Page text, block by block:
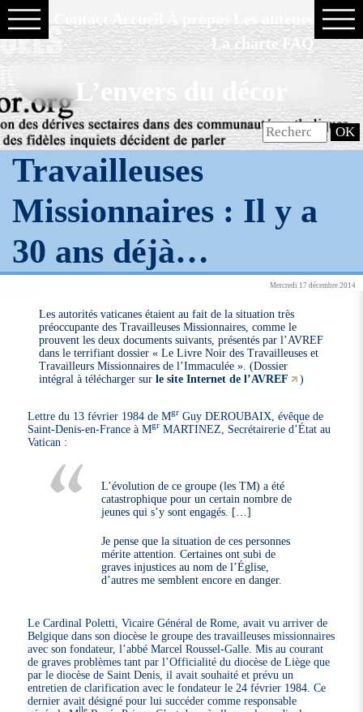
La charte FAQ
L’envers du décor
Travailleuses
Missionnaires : Il y a
30 ans déjà…
Mercredi 17 décembre 2014
Les autorités vaticanes étaient au fait de la situation très
préoccupante des Travailleuses Missionnaires, comme le
prouvent les deux documents suivants, présentés par l’AVREF
dans le terrifiant dossier « Le Livre Noir des Travailleuses et
Travailleurs Missionnaires de l’Immaculée ». (Dossier
intégral à télécharger surle site Internet de l’AVREF )
Lettre du 13 février 1984 de Mgr Guy DEROUBAIX, évêque de
Saint-Denis-en-France à Mgr MARTINEZ, Secrétairerie d’État au
Vatican :
L’évolution de ce groupe (les TM) a été
catastrophique pour un certain nombre de
jeunes qui s’y sont engagés. […]
Je pense que la situation de ces personnes
mérite attention. Certaines ont subi de
graves injustices au nom de l’Église,
d’autres me semblent encore en danger.
Le Cardinal Poletti, Vicaire Général de Rome, avait vu arriver de
Belgique dans son diocèse le groupe des travailleuses missionnaires
avec son fondateur, l’abbé Marcel Roussel-Galle. Mis au courant
de graves problèmes tant par l’Officialité du diocèse de Liège que
par le diocèse de Saint Denis, il avait souhaité et prévu un
entretien de clarification avec le fondateur le 24 février 1984. Ce
dernier avait désigné pour lui succéder comme responsable
lle